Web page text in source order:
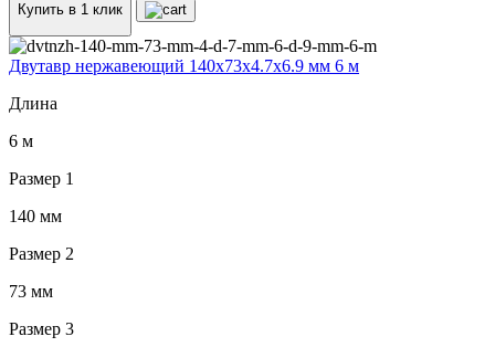
Купить в 1 клик
Двутавр нержавеющий 140x73x4.7x6.9 мм 6 м
Длина
6 м
Размер 1
140 мм
Размер 2
73 мм
Размер 3